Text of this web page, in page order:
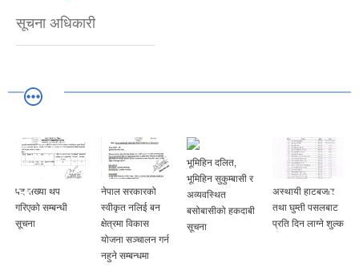
सूचना अधिकारी
पद संख्या थप
गरिएको सम्बन्धी
सूचना
नेपाल सरकारको
स्वीकृत नलिई बन
क्षेत्रमा विकास
योजना सञ्चालन गर्न
नहुने सम्बन्धमा
भूमिहिन दलित,
भूमिहिन सुकुम्बासी र
अव्यवस्थित
बसोबासीको हकदाबी
सूचना
अस्थायी हाटबजार
तथा घुम्ती पसलबाट
प्रति दिन लाग्ने शुल्क